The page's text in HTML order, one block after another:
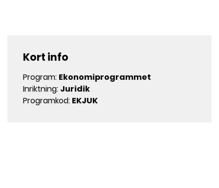
Kort info
Program: Ekonomiprogrammet
Inriktning: Juridik
Programkod: EKJUK